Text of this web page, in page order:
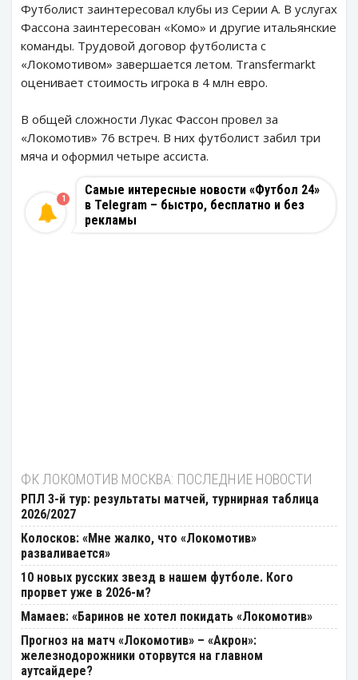
Футболист заинтересовал клубы из Серии А. В услугах
Фассона заинтересован «Комо» и другие итальянские
команды. Трудовой договор футболиста с
«Локомотивом» завершается летом. Transfermarkt
оценивает стоимость игрока в 4 млн евро.
В общей сложности Лукас Фассон провел за
«Локомотив» 76 встреч. В них футболист забил три
мяча и оформил четыре ассиста.
Самые интересные новости «Футбол 24»
в Telegram – быстро, бесплатно и без
рекламы
1
ФК ЛОКОМОТИВ МОСКВА: ПОСЛЕДНИЕ НОВОСТИ
РПЛ 3-й тур: результаты матчей, турнирная таблица
2026/2027
Колосков: «Мне жалко, что «Локомотив»
разваливается»
10 новых русских звезд в нашем футболе. Кого
прорвет уже в 2026-м?
Мамаев: «Баринов не хотел покидать «Локомотив»
Прогноз на матч «Локомотив» – «Акрон»:
железнодорожники оторвутся на главном
аутсайдере?